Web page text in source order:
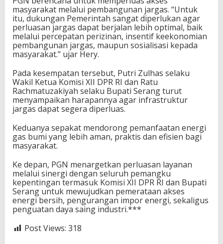
masyarakat melalui pembangunan jargas. “Untuk
itu, dukungan Pemerintah sangat diperlukan agar
perluasan jargas dapat berjalan lebih optimal, baik
melalui percepatan perizinan, insentif keekonomian
pembangunan jargas, maupun sosialisasi kepada
masyarakat.” ujar Hery.
Pada kesempatan tersebut, Putri Zulhas selaku
Wakil Ketua Komisi XII DPR RI dan Ratu
Rachmatuzakiyah selaku Bupati Serang turut
menyampaikan harapannya agar infrastruktur
jargas dapat segera diperluas.
Keduanya sepakat mendorong pemanfaatan energi
gas bumi yang lebih aman, praktis dan efisien bagi
masyarakat.
Ke depan, PGN menargetkan perluasan layanan
melalui sinergi dengan seluruh pemangku
kepentingan termasuk Komisi XII DPR RI dan Bupati
Serang untuk mewujudkan pemerataan akses
energi bersih, pengurangan impor energi, sekaligus
penguatan daya saing industri.***
Post Views: 318